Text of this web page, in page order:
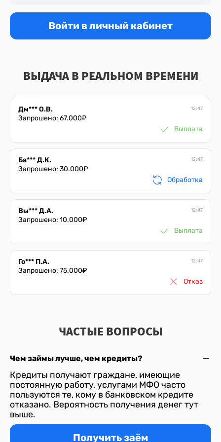
Войти в личный кабинет
ВЫДАЧА В РЕАЛЬНОМ ВРЕМЕНИ
Отказ
Дм*** О.В.
Запрошено: 67.000₽
12:47
Выплата
Ба*** Д.К.
Запрошено: 30.000₽
12:47
Обработка
Вы*** Д.А.
Запрошено: 10.000₽
12:47
Выплата
Го*** П.А.
Запрошено: 75.000₽
12:47
Отказ
Дм*** О.В.
Запрошено:67.000₽
Выплата
Вы*** Д.А.
Запрошено:10.000₽
ЧАСТЫЕ ВОПРОСЫ
Чем займы лучше, чем кредиты?
Кредиты получают граждане, имеющие
постоянную работу, услугами МФО часто
пользуются те, кому в банковском кредите
отказано. Вероятность получения денег тут
выше.
Получить заём